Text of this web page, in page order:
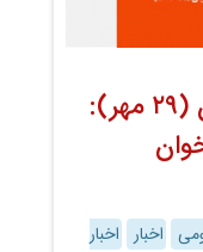
روز جهانی پوکی استخوان (۲۹ مهر):
اخبار
اخبار